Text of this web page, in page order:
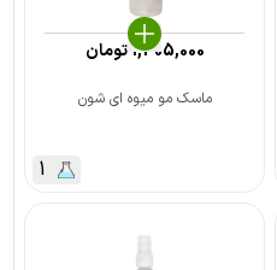
ماسک مو میوه ای شون
1,405,000تومان
1